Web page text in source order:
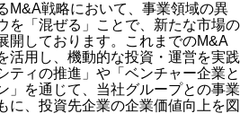
M&A戦略において、事業領域の異
を「混ぜる」ことで、新たな市場の
開しております。これまでのM&A
活用し、機動的な投資・運営を実践
ティの推進」や「ベンチャー企業と
」を通じて、当社グループとの事業
に、投資先企業の企業価値向上を図